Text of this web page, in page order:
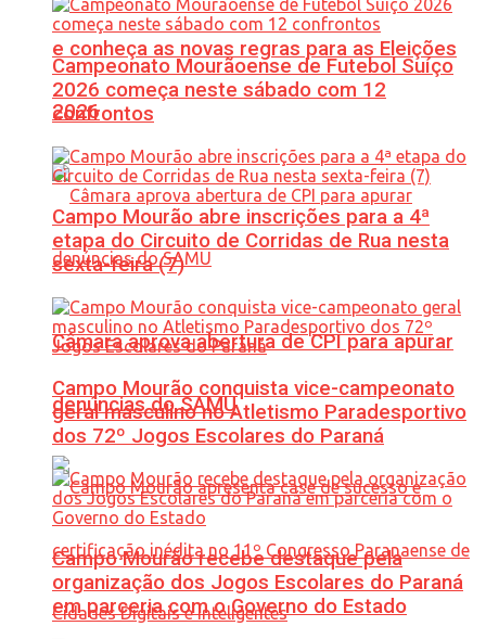
e conheça as novas regras para as Eleições
2026
Câmara aprova abertura de CPI para apurar
denúncias do SAMU
Campeonato Mourãoense de Futebol Suíço
2026 começa neste sábado com 12
confrontos
Campo Mourão abre inscrições para a 4ª
etapa do Circuito de Corridas de Rua nesta
sexta-feira (7)
Campo Mourão conquista vice-campeonato
geral masculino no Atletismo Paradesportivo
dos 72º Jogos Escolares do Paraná
Campo Mourão recebe destaque pela
organização dos Jogos Escolares do Paraná
em parceria com o Governo do Estado